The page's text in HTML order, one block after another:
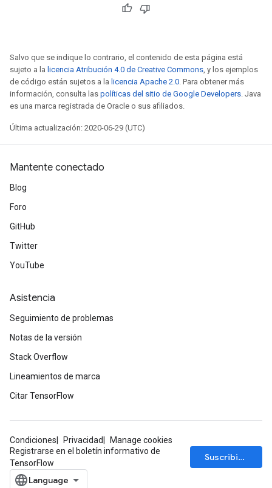
Salvo que se indique lo contrario, el contenido de esta página está
sujeto a la licencia Atribución 4.0 de Creative Commons, y los ejemplos
de código están sujetos a la licencia Apache 2.0. Para obtener más
información, consulta las políticas del sitio de Google Developers. Java
es una marca registrada de Oracle o sus afiliados.
Última actualización: 2020-06-29 (UTC)
Mantente conectado
Blog
Foro
GitHub
Twitter
YouTube
Asistencia
Seguimiento de problemas
Notas de la versión
Stack Overflow
Lineamientos de marca
Citar TensorFlow
Condiciones Privacidad
Manage cookies
Registrarse en el boletín informativo de
TensorFlow
Suscribirse